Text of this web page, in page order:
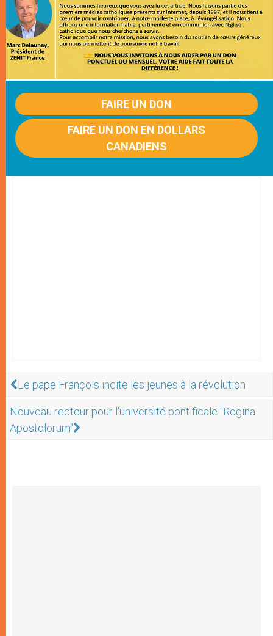
FAIRE UN DON
FAIRE UN DON EN DOLLARS
CANADIENS
Le pape François incite les jeunes à la révolution
Nouveau recteur pour l'université pontificale "Regina
Apostolorum"